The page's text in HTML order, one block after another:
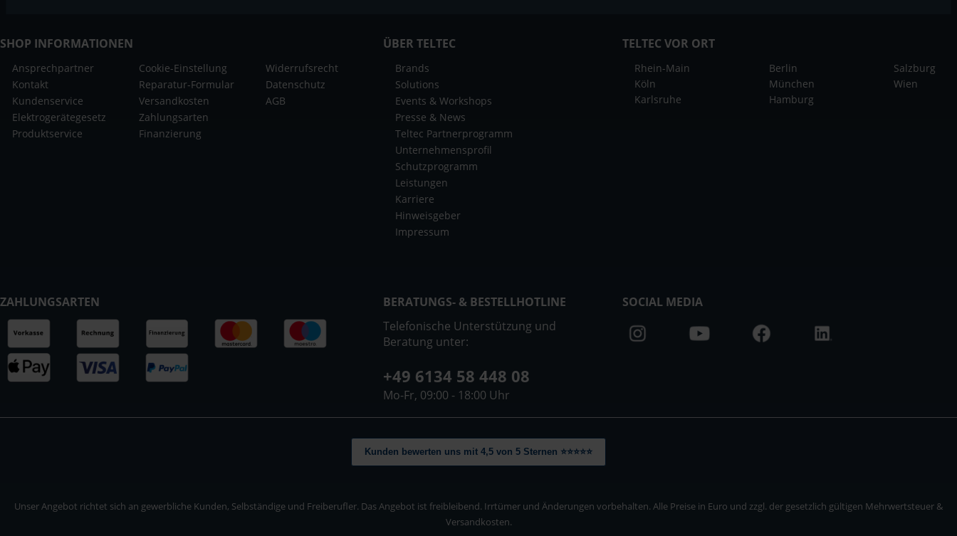
SHOP INFORMATIONEN
Ansprechpartner
Kontakt
Kundenservice
Elektrogerätegesetz
Produktservice
Cookie-Einstellung
Reparatur-Formular
Versandkosten
Zahlungsarten
Finanzierung
Widerrufsrecht
Datenschutz
AGB
ÜBER TELTEC
Brands
Solutions
Events & Workshops
Presse & News
Teltec Partnerprogramm
Unternehmensprofil
Schutzprogramm
Leistungen
Karriere
Hinweisgeber
Impressum
TELTEC VOR ORT
Rhein-Main
Köln
Karlsruhe
Berlin
München
Hamburg
Salzburg
Wien
ZAHLUNGSARTEN
BERATUNGS- & BESTELLHOTLINE
Telefonische Unterstützung und
Beratung unter:
+49 6134 58 448 08
Mo-Fr, 09:00 - 18:00 Uhr
SOCIAL MEDIA
Kunden bewerten uns mit 4,5 von 5 Sternen ⭐⭐⭐⭐⭐
Unser Angebot richtet sich an gewerbliche Kunden, Selbständige und Freiberufler. Das Angebot ist freibleibend. Irrtümer und Änderungen vorbehalten. Alle Preise in Euro und zzgl. der gesetzlich gültigen Mehrwertsteuer &
Versandkosten.